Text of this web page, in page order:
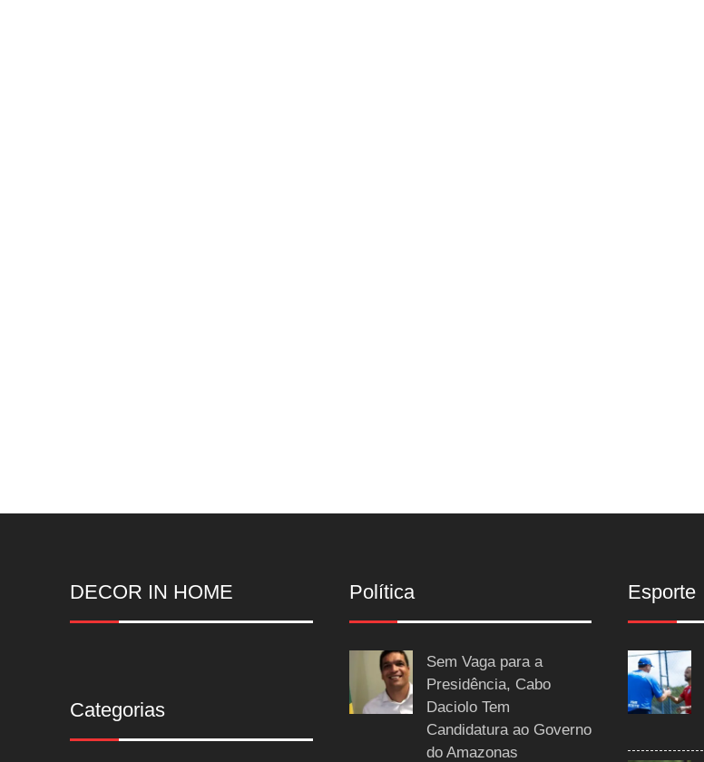
DECOR IN HOME
Categorias
Política
Sem Vaga para a
Presidência, Cabo
Daciolo Tem
Candidatura ao Governo
do Amazonas
Esporte